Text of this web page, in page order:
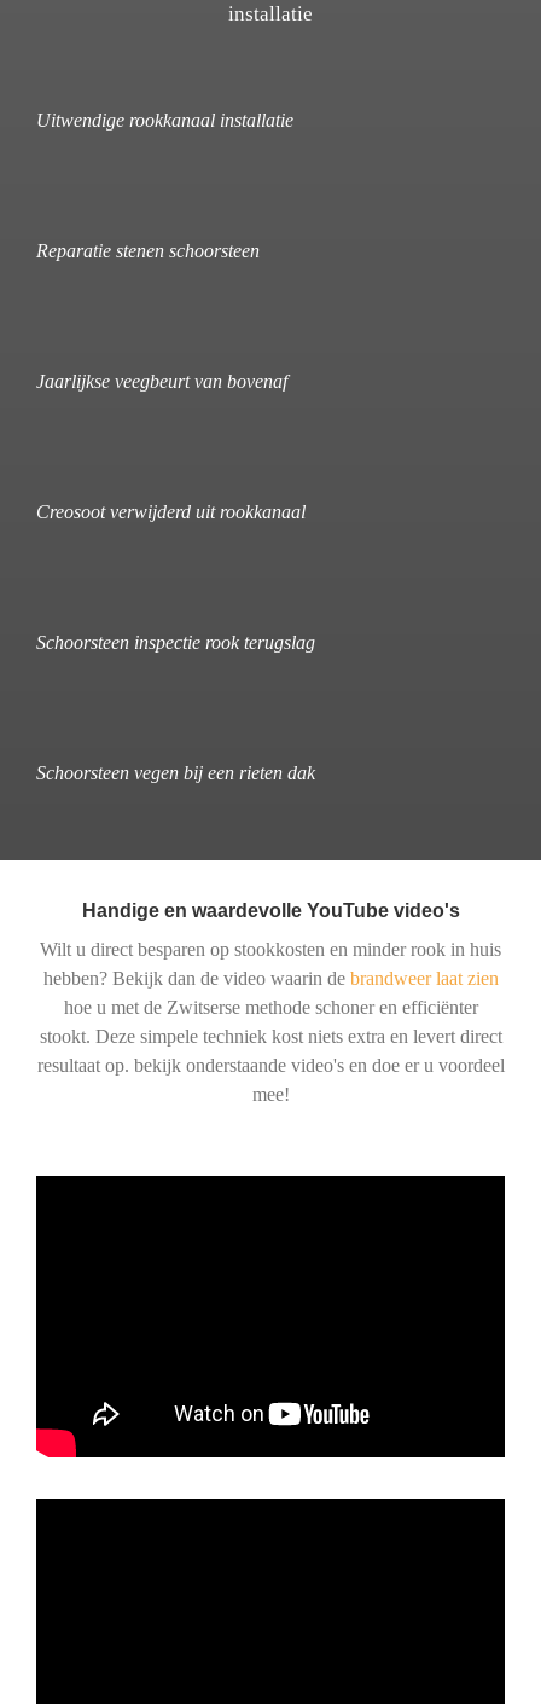
installatie
Uitwendige rookkanaal installatie
Reparatie stenen schoorsteen
Jaarlijkse veegbeurt van bovenaf
Creosoot verwijderd uit rookkanaal
Schoorsteen inspectie rook terugslag
Schoorsteen vegen bij een rieten dak
Handige en waardevolle YouTube video's
Wilt u direct besparen op stookkosten en minder rook in huis
hebben? Bekijk dan de video waarin de brandweer laat zien
hoe u met de Zwitserse methode schoner en efficiënter
stookt. Deze simpele techniek kost niets extra en levert direct
resultaat op. bekijk onderstaande video's en doe er u voordeel
mee!